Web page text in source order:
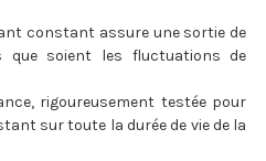
constant assure une sortie de
que soient les fluctuations de
rigoureusement testée pour
sur toute la durée de vie de la